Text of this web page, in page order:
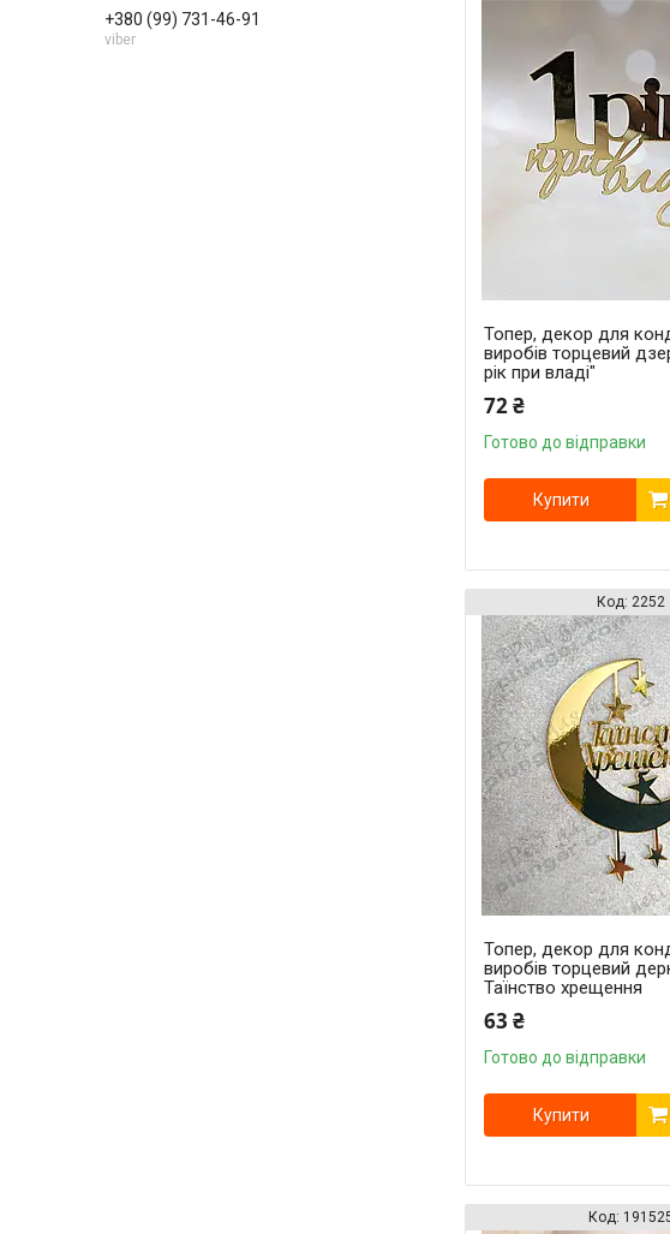
Топер, декор для
виробів торцевий
рік при владі"
72 ₴
Готово до відправки
Купити
2252
Топер, декор для
виробів торцевий
Таїнство хрещення
63 ₴
Готово до відправки
Купити
+380 (99) 731-46-91
viber